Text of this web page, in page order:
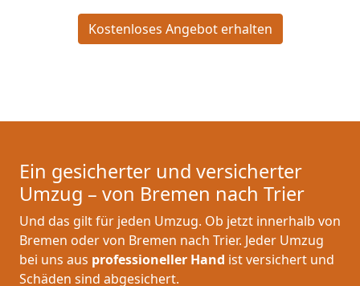
Kostenloses Angebot erhalten
Ein gesicherter und versicherter
Umzug – von Bremen nach Trier
Und das gilt für jeden Umzug. Ob jetzt innerhalb von
Bremen oder von Bremen nach Trier. Jeder Umzug
bei uns aus professioneller Hand ist versichert und
Schäden sind abgesichert.